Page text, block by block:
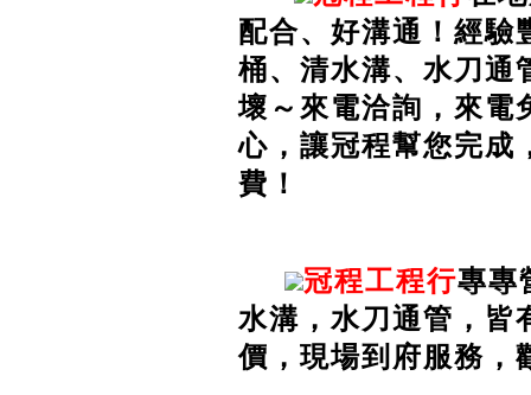
配合、好溝通！經驗
桶、清水溝、水刀通
壞～來電洽詢，來電
心，讓冠程幫您完成
費！
冠程工程行專專
水溝，水刀通管，皆
價，現場到府服務，